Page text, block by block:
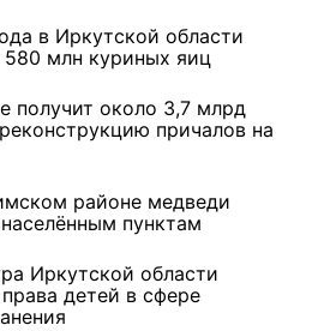
в Иркутской области
580 млн куриных яиц
получит около 3,7 млрд
причалов на
районе медведи
пунктам
Иркутской области
детей в сфере